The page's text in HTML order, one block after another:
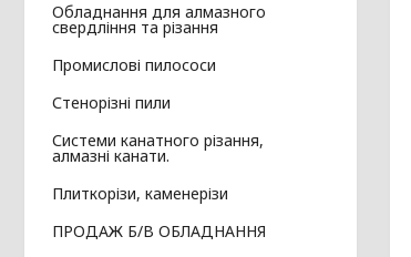
Обладнання для алмазного
свердління та різання
Промислові пилососи
Стенорізні пили
Системи канатного різання,
алмазні канати.
Плиткорізи, каменерізи
ПРОДАЖ Б/В ОБЛАДНАННЯ